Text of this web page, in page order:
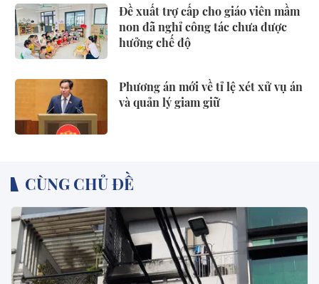
Đề xuất trợ cấp cho giáo viên mầm
non đã nghỉ công tác chưa được
hưởng chế độ
Phương án mới về tỉ lệ xét xử vụ án
và quản lý giam giữ
CÙNG CHỦ ĐỀ